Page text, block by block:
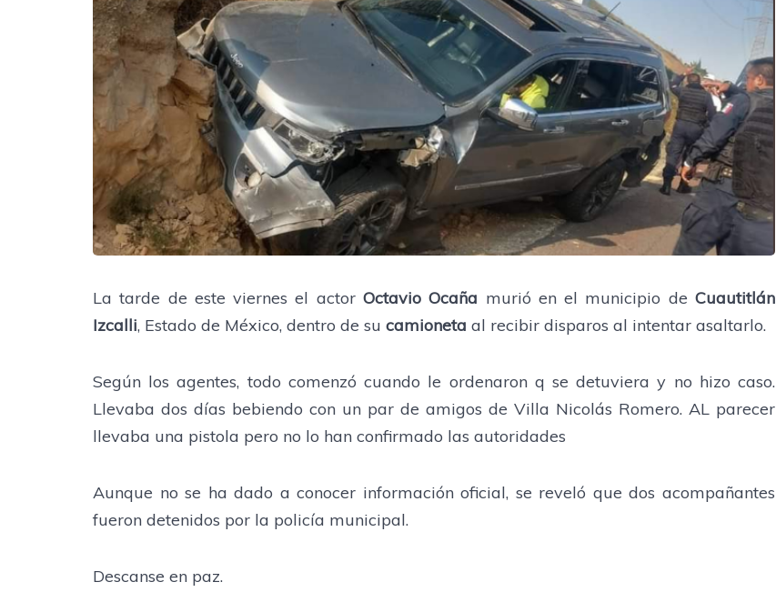
La tarde de este viernes el actor Octavio Ocaña murió en el municipio deCuautitlán
Izcalli, Estado de México, dentro de su camioneta al recibir disparos al intentar asaltarlo.
Según los agentes, todo comenzó cuando le ordenaron q se detuviera y no hizo caso.
Llevaba dos días bebiendo con un par de amigos de Villa Nicolás Romero. AL parecer
llevaba una pistola pero no lo han confirmado las autoridades
Aunque no se ha dado a conocer información oficial, se reveló que dos acompañantes
fueron detenidos por la policía municipal.
Descanse en paz.